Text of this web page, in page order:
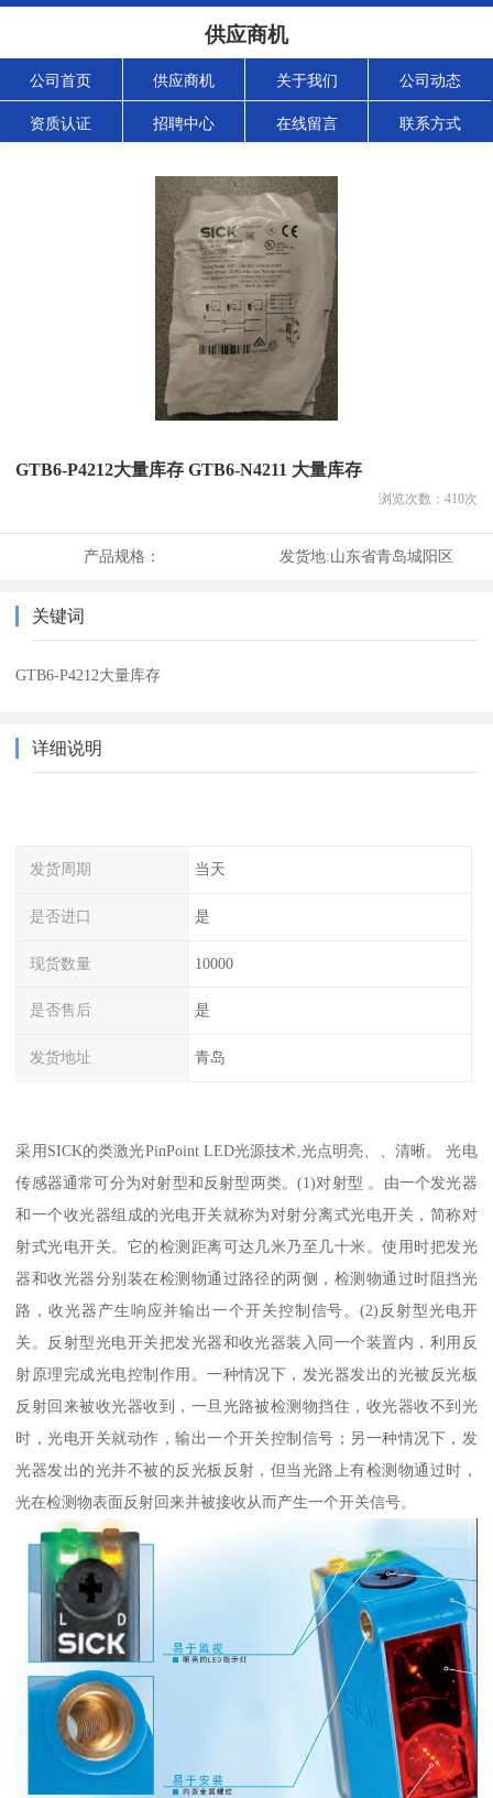
供应商机
公司首页 供应商机 关于我们 公司动态
资质认证 招聘中心 在线留言 联系方式
GTB6-P4212大量库存 GTB6-N4211 大量库存
浏览次数： 410次
产品规格： 发货地:山东省青岛城阳区
关键词
GTB6-P4212大量库存
详细说明
发货周期 当天
是否进口 是
现货数量 10000
是否售后 是
发货地址 青岛
采用SICK的类激光PinPoint LED光源技术,光点明亮、、清晰。 光电
传感器通常可分为对射型和反射型两类。(1)对射型 。由一个发光器
和一个收光器组成的光电开关就称为对射分离式光电开关，简称对
射式光电开关。它的检测距离可达几米乃至几十米。使用时把发光
器和收光器分别装在检测物通过路径的两侧，检测物通过时阻挡光
路，收光器产生响应并输出一个开关控制信号。(2)反射型光电开
关。反射型光电开关把发光器和收光器装入同一个装置内，利用反
射原理完成光电控制作用。一种情况下，发光器发出的光被反光板
反射回来被收光器收到，一旦光路被检测物挡住，收光器收不到光
时，光电开关就动作，输出一个开关控制信号；另一种情况下，发
光器发出的光并不被的反光板反射，但当光路上有检测物通过时，
光在检测物表面反射回来并被接收从而产生一个开关信号。